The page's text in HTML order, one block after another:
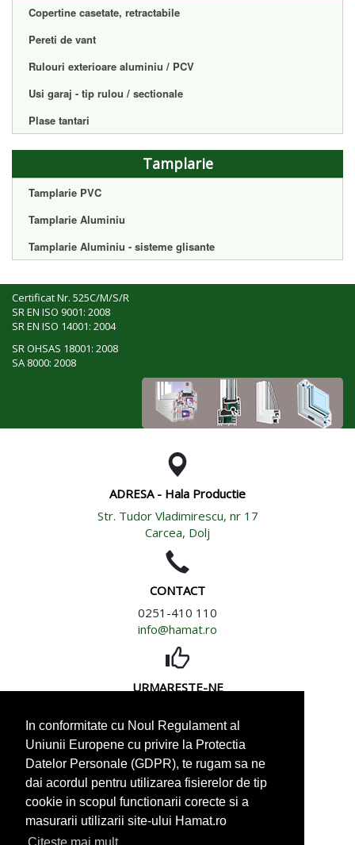
In conformitate cu Noul Regulament al
Uniunii Europene cu privire la Protectia
Datelor Personale (GDPR), te rugam sa ne
dai acordul pentru utilizarea fisierelor de tip
cookie in scopul functionarii corecte si a
masurarii utilizarii site-ului Hamat.ro
Copertine casetate, retractabile
Pereti de vant
Rulouri exterioare aluminiu / PCV
Usi garaj - tip rulou / sectionale
Plase tantari
Tamplarie
Tamplarie PVC
Tamplarie Aluminiu
Tamplarie Aluminiu - sisteme glisante
Certificat Nr. 525C/M/S/R
SR EN ISO 9001: 2008
SR EN ISO 14001: 2004
SR OHSAS 18001: 2008
SA 8000: 2008
ADRESA - Hala Productie
Str. Tudor Vladimirescu, nr 17
Carcea, Dolj
CONTACT
0251-410 110
info@hamat.ro
URMARESTE-NE
CARIERE
Cautam distribuitori Hamat
in toata tara